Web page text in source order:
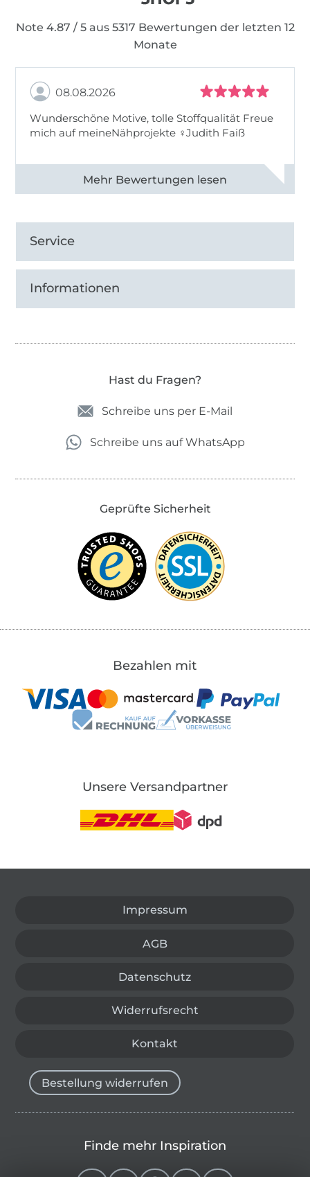
Note 4.87 / 5 aus 5317 Bewertungen der letzten 12
Monate
08.08.2026
Wunderschöne Motive, tolle Stoffqualität Freue
mich auf meineNähprojekte ♀Judith Faiß
Alle 82990 Bewertungen ansehen
Service
Informationen
Hast du Fragen?
Schreibe uns per E-Mail
Schreibe uns auf WhatsApp
Geprüfte Sicherheit
Bezahlen mit
Unsere Versandpartner
Impressum
AGB
Datenschutz
Widerrufsrecht
Kontakt
Bestellung widerrufen
Finde mehr Inspiration